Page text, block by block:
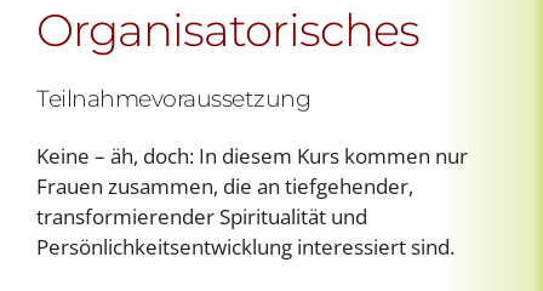
Organisatorisches
Teilnahmevoraussetzung
Keine – äh, doch: In diesem Kurs kommen nur
Frauen zusammen, die an tiefgehender,
transformierender Spiritualität und
Persönlichkeitsentwicklung interessiert sind.